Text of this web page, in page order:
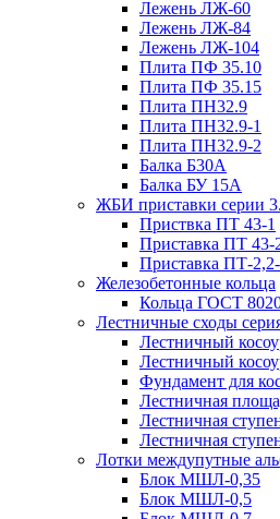
Лежень ЛЖ-60
Лежень ЛЖ-84
Лежень ЛЖ-104
Плита ПФ 35.10
Плита ПФ 35.15
Плита ПН32.9
Плита ПН32.9-1
Плита ПН32.9-2
Балка Б30А
Балка БУ 15А
ЖБИ приставки серии
Приствка ПТ 43-1
Приставка ПТ 43-
Приставка ПТ-
Железобетонные кольца
Кольца ГОСТ
Лестничные сходы
Лестничный
Лестничный
Фундамент для
Лестничная
Лестничная
Лестничная
Лотки междупутные
Блок МШЛ-0,35
Блок МШЛ-0,5